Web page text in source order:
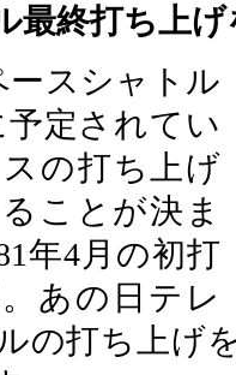
最終打ち上
スシャトル
定されてい
の打ち上げ
ことが決ま
年4月の初打
あの日テレ
の打ち上げ